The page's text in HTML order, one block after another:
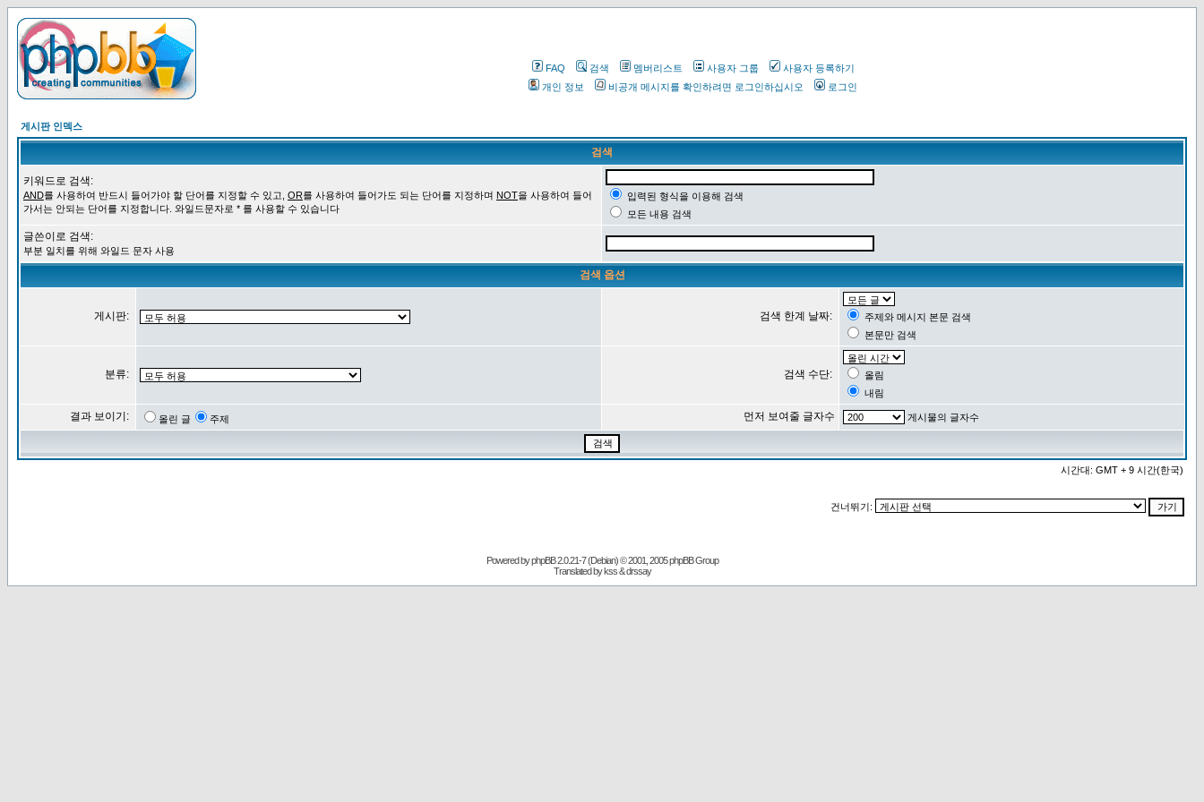
FAQ 검색 멤버리스트 사용자 그룹
사용자 등록하기
개인 정보
비공개 메시지를 확인하려면 로그인하십시오 로그인
게시판 인덱스
검색
키워드로 검색:
AND를 사용하여 반드시 들어가야 할 단어를 지정할 수 있고, OR를 사용하여 들어가도 되는 단어를 지정하며 NOT을 사용하여 들어
가서는 안되는 단어를 지정합니다. 와일드문자로 * 를 사용할 수 있습니다
입력된 형식을 이용해 검색
모든 내용 검색
글쓴이로 검색:
부분 일치를 위해 와일드 문자 사용
검색 옵션
게시판: 검색 한계 날짜:
주제와 메시지 본문 검색
본문만 검색
분류: 검색 수단:
올림
내림
결과 보이기: 올린 글 주제 먼저 보여줄 글자수 게시물의 글자수
시간대: GMT + 9 시간(한국)
건너뛰기:
Powered byphpBB2.0.21-7 (Debian) © 2001, 2005 phpBB Group
Translated by kss & drssay